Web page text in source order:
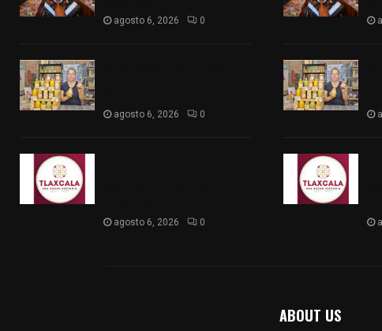
agosto 6, 2026 0
agosto 6, 2026 0
agosto 6, 2026 0
ABOUT US